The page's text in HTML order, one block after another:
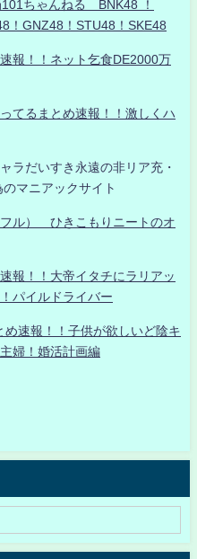
ちゃんねる BNK48 ！
！GNZ48！STU48！SKE48
報！！ネット乞食DE2000万
てるまとめ速報！！激しくハ
ラだいすき永遠の非リア充・
マニアックサイト
ル） ひきこもりニートのオ
報！！大帝イタチにラリアッ
パイルドライバー
速報！！子供が欲しいど陰キ
婦！婚活計画編